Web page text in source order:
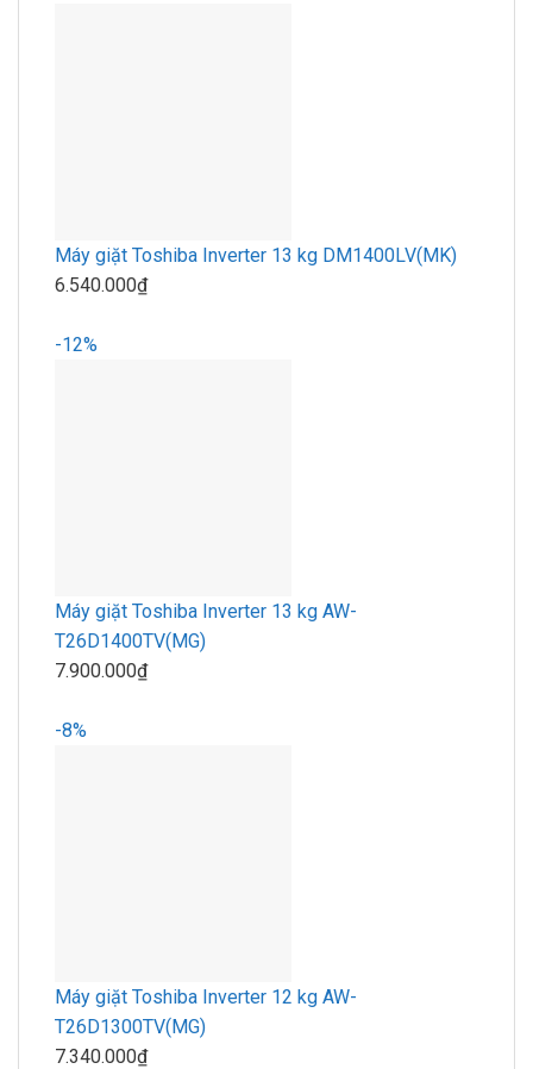
Máy giặt Toshiba Inverter 13 kg DM1400LV(MK)
6.540.000₫
-12%
Máy giặt Toshiba Inverter 13 kg AW-
T26D1400TV(MG)
7.900.000₫
-8%
Máy giặt Toshiba Inverter 12 kg AW-
T26D1300TV(MG)
7.340.000₫